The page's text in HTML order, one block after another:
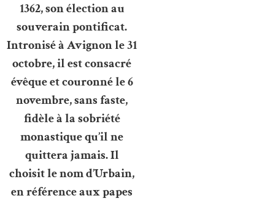
1362, son élection au
souverain pontificat.
Intronisé à Avignon le 31
octobre, il est consacré
évêque et couronné le 6
novembre, sans faste,
fidèle à la sobriété
monastique qu’il ne
quittera jamais. Il
choisit le nom d’Urbain,
en référence aux papes